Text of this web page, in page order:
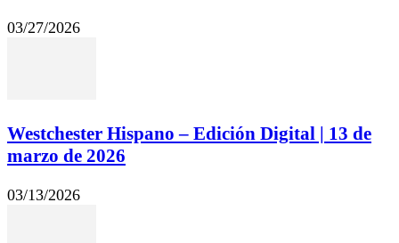
03/27/2026
Westchester Hispano – Edición Digital | 13 de
marzo de 2026
03/13/2026